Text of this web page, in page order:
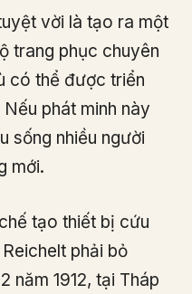
vời là tạo ra một
trang phục chuyên
có thể được triển
phát minh này
sống nhiều người
mới.
tạo thiết bị cứu
phải bỏ
năm 1912, tại Tháp